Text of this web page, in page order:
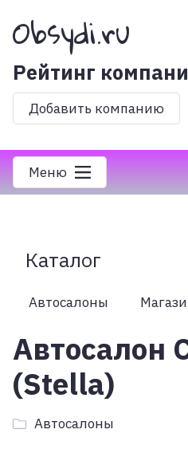
Obsydi.ru
Рейтинг
Добавить компанию
Меню
Каталог
Автосалоны
Автосалон
(Stella)
Автосалоны